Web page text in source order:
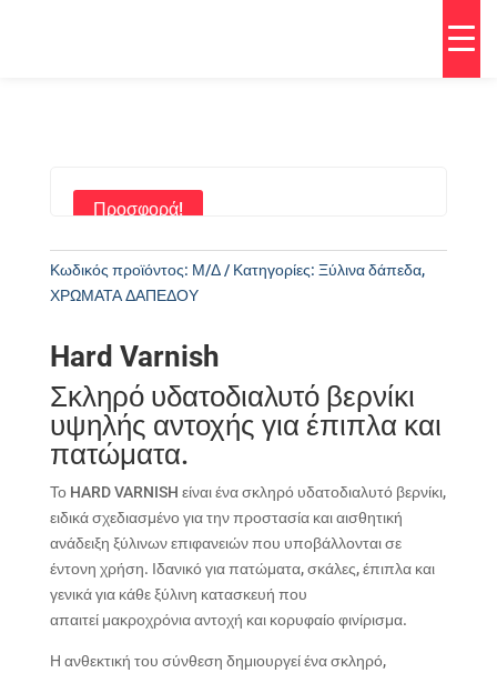
Προσφορά!
Κωδικός προϊόντος: Μ/Δ Κατηγορίες: Ξύλινα δάπεδα,
ΧΡΩΜΑΤΑ ΔΑΠΕΔΟΥ
Hard Varnish
Σκληρό υδατοδιαλυτό βερνίκι
υψηλής αντοχής για έπιπλα και
πατώματα.
Το HARD VARNISH είναι ένα σκληρό υδατοδιαλυτό βερνίκι,
ειδικά σχεδιασμένο για την προστασία και αισθητική
ανάδειξη ξύλινων επιφανειών που υποβάλλονται σε
έντονη χρήση. Ιδανικό γιαπατώματα,σκάλες,έπιπλα και
γενικά για κάθε ξύλινη κατασκευή που
απαιτεί μακροχρόνια αντοχή και κορυφαίο φινίρισμα.
Η ανθεκτική του σύνθεση δημιουργεί ένα σκληρό,